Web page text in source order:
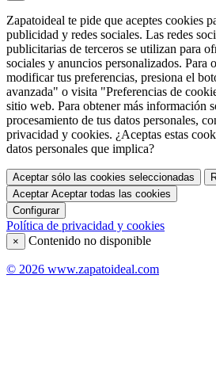
Zapatoideal te pide que aceptes cookies
publicidad y redes sociales. Las redes
publicitarias de terceros se utilizan para
sociales y anuncios personalizados. Para
modificar tus preferencias, presiona el
avanzada" o visita "Preferencias de
sitio web. Para obtener más información
procesamiento de tus datos personales,
privacidad y cookies. ¿Aceptas estas
datos personales que implica?
Aceptar sólo las cookies seleccionadas
Aceptar Aceptar todas las cookies
Configurar
Política de privacidad y cookies
× Contenido no disponible
© 2026 www.zapatoideal.com